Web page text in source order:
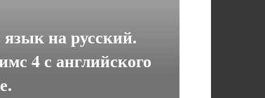
на русский.
4 с английского